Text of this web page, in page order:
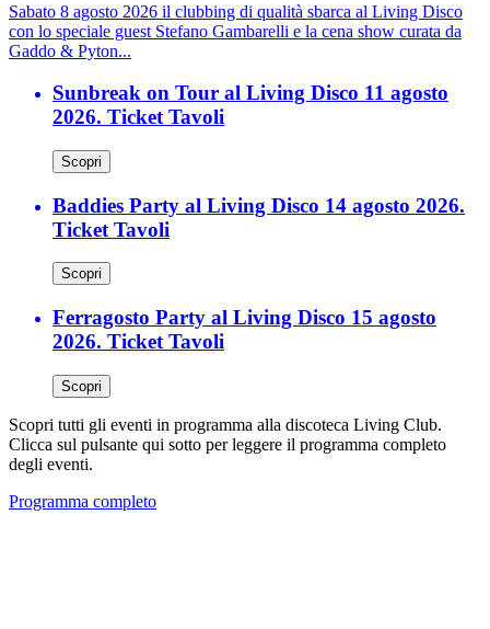
Sabato 8 agosto 2026 il clubbing di qualità sbarca al Living Disco
con lo speciale guest Stefano Gambarelli e la cena show curata da
Gaddo & Pyton...
Sunbreak on Tour al Living Disco 11 agosto
2026. Ticket Tavoli
Scopri
Baddies Party al Living Disco 14 agosto 2026.
Ticket Tavoli
Scopri
Ferragosto Party al Living Disco 15 agosto
2026. Ticket Tavoli
Scopri
Scopri tutti gli eventi in programma alla discoteca Living Club.
Clicca sul pulsante qui sotto per leggere il programma completo
degli eventi.
Programma completo